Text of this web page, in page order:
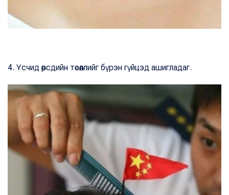
4. Үсчид өөрсдийн төсөөллийг бүрэн гүйцэд ашигладаг.